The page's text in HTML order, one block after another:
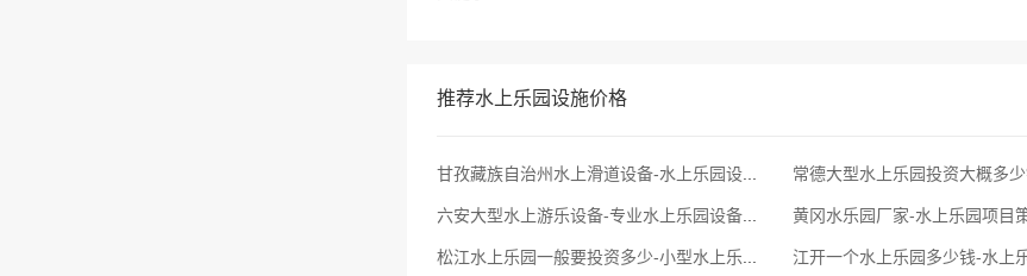
推荐水上乐园设施价格
甘孜藏族自治州水上滑道设备-水上乐园设备厂家…-水上公园儿童游乐设施
六安大型水上游乐设备-专业水上乐园设备厂家供应-景区必不可少的游乐设施
松江水上乐园一般要投资多少-小型水上乐园设施-水上乐园的项目